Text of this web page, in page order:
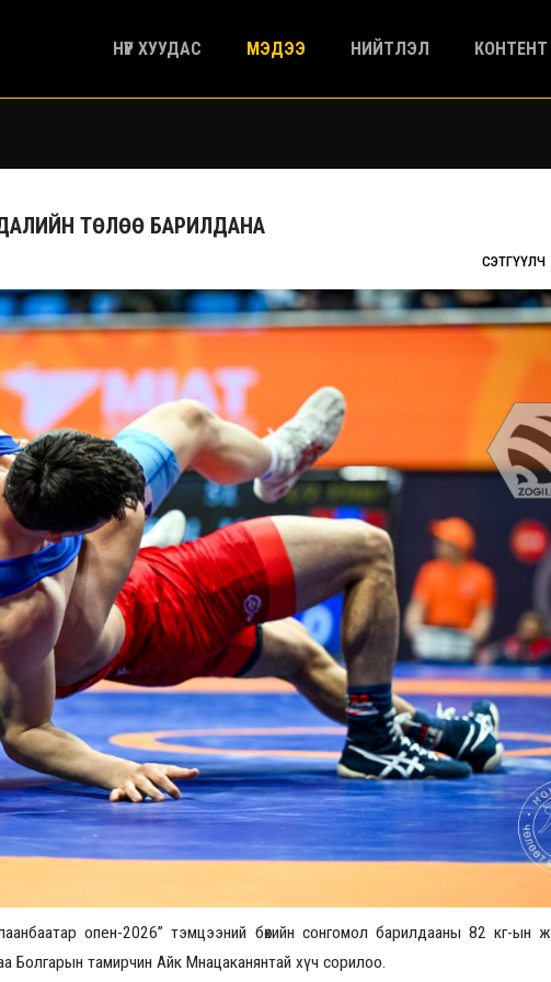
НҮҮР ХУУДАС МЭДЭЭ НИЙТЛЭЛ КОНТЕНТ
ТӨЛӨӨ БАРИЛДАНА
СЭТГҮҮЛЧ
опен-2026” тэмцээний бөхийн сонгомол барилдааны 82 кг-ын
Болгарын тамирчин Айк Мнацаканянтай хүч сорилоо.
Үзвэрийн хувиарууд